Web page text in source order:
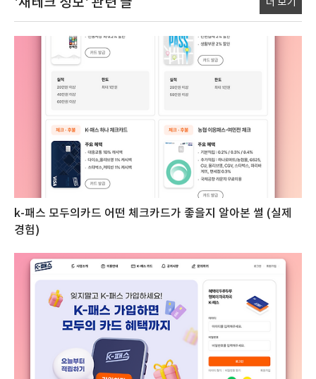
더 보기
k-패스 모두의카드 어떤 체크카드가 좋을지 알아본 썰 (실제
경험)